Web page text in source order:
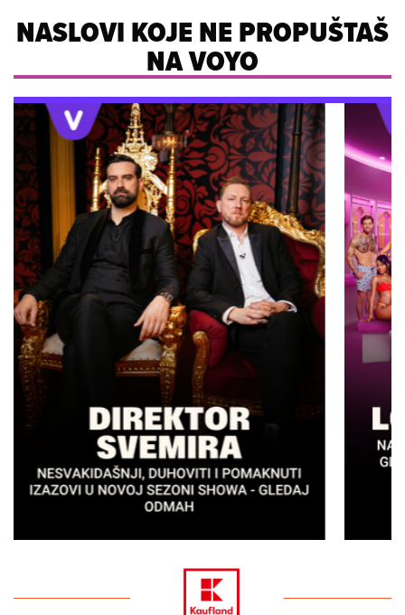
NASLOVI KOJE NE PROPUŠTAŠ
NA VOYO